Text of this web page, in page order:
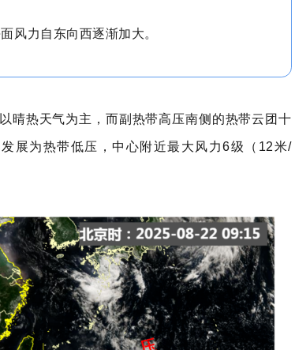
风力自东向西逐渐加大。
晴热天气为主，而副热带高压南侧的热带云团十
展为热带低压，中心附近最大风力6级（12米/